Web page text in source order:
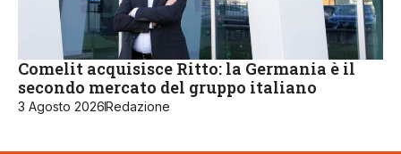
Comelit acquisisce Ritto: la Germania è il
secondo mercato del gruppo italiano
3 Agosto 2026Redazione